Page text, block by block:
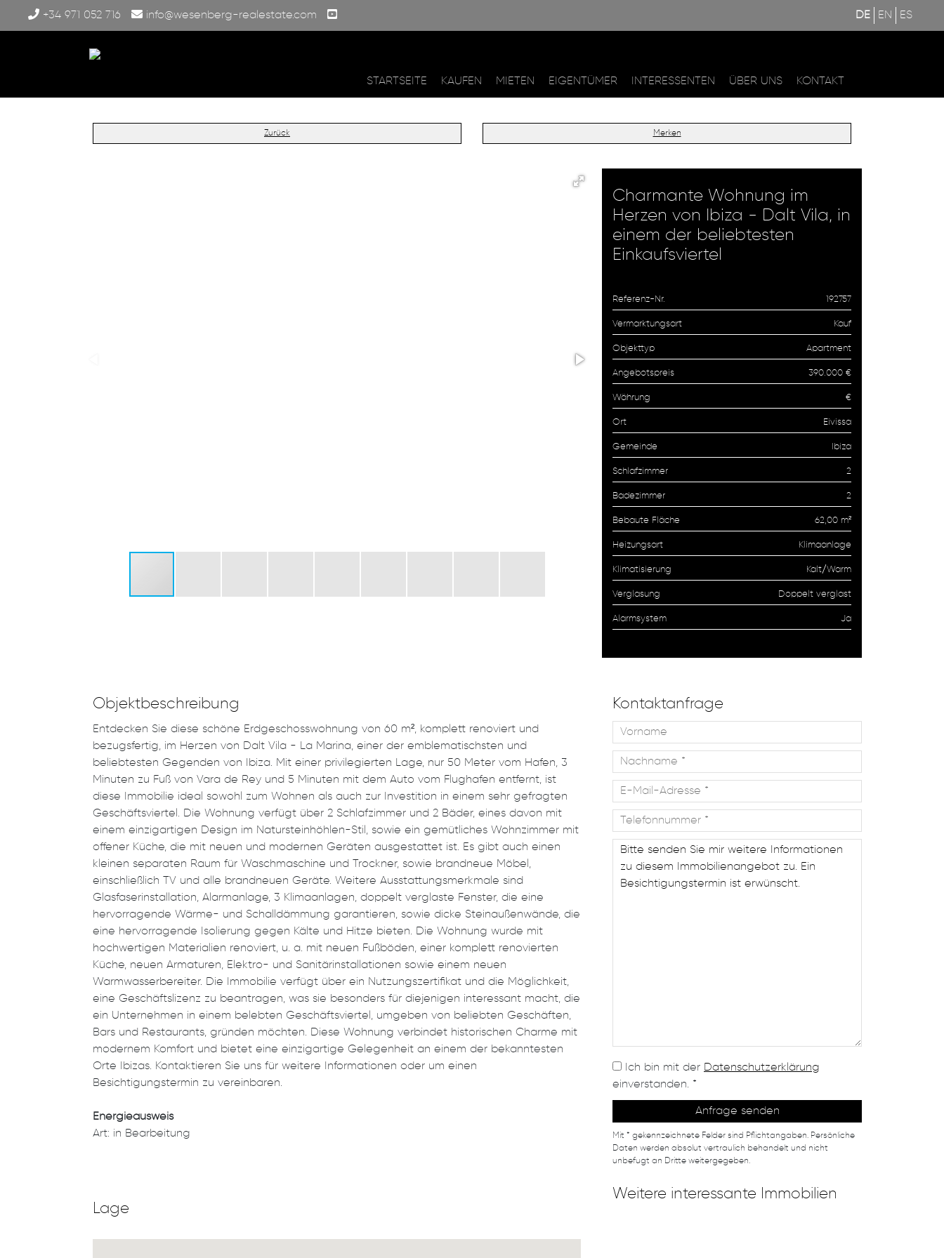
+34 971 052 716 info@wesenberg-realestate.com DE EN ES
STARTSEITE KAUFEN MIETEN EIGENTÜMER INTERESSENTEN ÜBER UNS KONTAKT
Zurück Merken
Charmante Wohnung im
Herzen von Ibiza - Dalt Vila, in
einem der beliebtesten
Einkaufsviertel
Referenz-Nr. 192757
Vermarktungsart Kauf
Objekttyp Apartment
Angebotspreis 390.000 €
Währung €
Ort Eivissa
Gemeinde Ibiza
Schlafzimmer 2
Badezimmer 2
Bebaute Fläche 62,00 m²
Heizungsart Klimaanlage
Klimatisierung Kalt/Warm
Verglasung Doppelt verglast
Alarmsystem Ja
Objektbeschreibung
Entdecken Sie diese schöne Erdgeschosswohnung von 60 m², komplett renoviert und
bezugsfertig, im Herzen von Dalt Vila - La Marina, einer der emblematischsten und
beliebtesten Gegenden von Ibiza. Mit einer privilegierten Lage, nur 50 Meter vom Hafen, 3
Minuten zu Fuß von Vara de Rey und 5 Minuten mit dem Auto vom Flughafen entfernt, ist
diese Immobilie ideal sowohl zum Wohnen als auch zur Investition in einem sehr gefragten
Geschäftsviertel. Die Wohnung verfügt über 2 Schlafzimmer und 2 Bäder, eines davon mit
einem einzigartigen Design im Natursteinhöhlen-Stil, sowie ein gemütliches Wohnzimmer mit
offener Küche, die mit neuen und modernen Geräten ausgestattet ist. Es gibt auch einen
kleinen separaten Raum für Waschmaschine und Trockner, sowie brandneue Möbel,
einschließlich TV und alle brandneuen Geräte. Weitere Ausstattungsmerkmale sind
Glasfaserinstallation, Alarmanlage, 3 Klimaanlagen, doppelt verglaste Fenster, die eine
hervorragende Wärme- und Schalldämmung garantieren, sowie dicke Steinaußenwände, die
eine hervorragende Isolierung gegen Kälte und Hitze bieten. Die Wohnung wurde mit
hochwertigen Materialien renoviert, u. a. mit neuen Fußböden, einer komplett renovierten
Küche, neuen Armaturen, Elektro- und Sanitärinstallationen sowie einem neuen
Warmwasserbereiter. Die Immobilie verfügt über ein Nutzungszertifikat und die Möglichkeit,
eine Geschäftslizenz zu beantragen, was sie besonders für diejenigen interessant macht, die
ein Unternehmen in einem belebten Geschäftsviertel, umgeben von beliebten Geschäften,
Bars und Restaurants, gründen möchten. Diese Wohnung verbindet historischen Charme mit
modernem Komfort und bietet eine einzigartige Gelegenheit an einem der bekanntesten
Orte Ibizas. Kontaktieren Sie uns für weitere Informationen oder um einen
Besichtigungstermin zu vereinbaren.
Energieausweis
Art: in Bearbeitung
Lage
Kontaktanfrage
Ich bin mit der Datenschutzerklärung
einverstanden. *
Mit * gekennzeichnete Felder sind Pflichtangaben. Persönliche
Daten werden absolut vertraulich behandelt und nicht
unbefugt an Dritte weitergegeben.
Weitere interessante Immobilien